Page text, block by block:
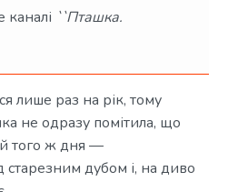
каналі ``Пташка.
лише раз на рік, тому
не одразу помітила, що
того ж дня —
старезним дубом і, на диво